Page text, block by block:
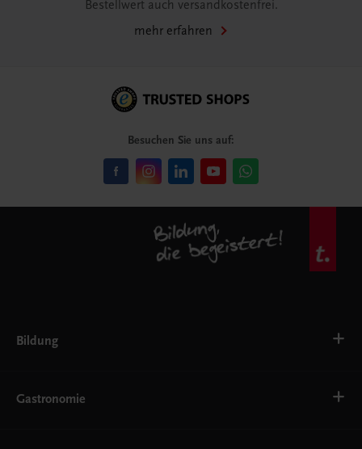
Bestellwert auch versandkostenfrei.
mehr erfahren
Besuchen Sie uns auf:
Bildung
Ernährung
Gastronomie